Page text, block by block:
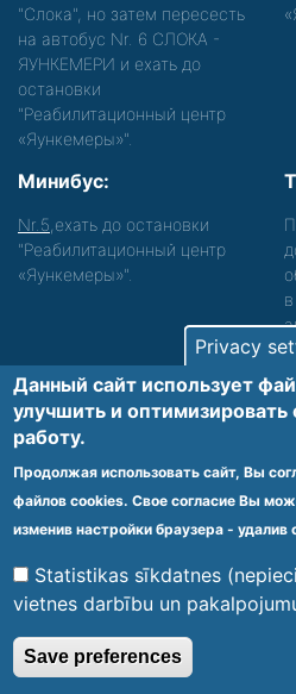
"Слока", но затем пересесть
на автобус Nr. 6 СЛОКА -
ЯУНКЕМЕРИ и ехать до
остановки
"Реабилитационный центр
«Яункемеры»".
Минибус:
Nr.5 ,ехать до остановки
"Реабилитационный центр
«Яункемеры»".
Обеспечиваем
функциональными
Footer
menu
Vietnes karte
© 2020 Kūrorta Rehabilitācijas Centrs -
aizsargātas.
Privacy
Данный сайт использует
улучшить и
работу.
Продолжая использовать сайт, Вы
файлов cookies. Свое согласие Вы
изменив настройки браузера -
Statistikas sīkdatnes
vietnes darbību un
Save preferences